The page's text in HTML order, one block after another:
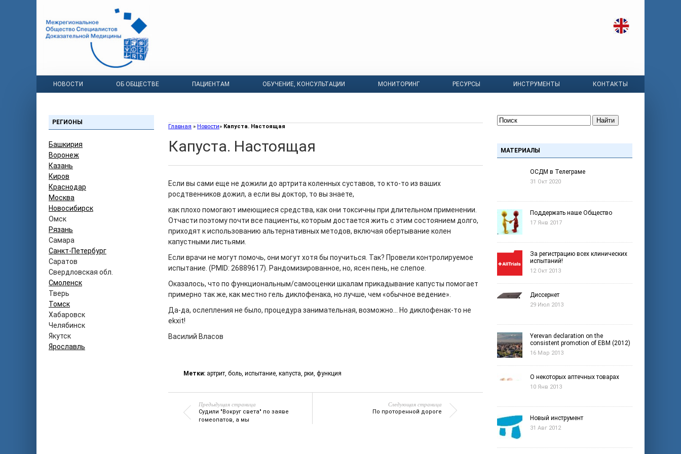
НОВОСТИ ОБ ОБЩЕСТВЕ ПАЦИЕНТАМ ОБУЧЕНИЕ, КОНСУЛЬТАЦИИ МОНИТОРИНГ РЕСУРСЫ ИНСТРУМЕНТЫ КОНТАКТЫ
РЕГИОНЫ
Башкирия
Воронеж
Казань
Киров
Краснодар
Москва
Новосибирск
Омск
Рязань
Самара
Санкт-Петербург
Саратов
Свердловская обл.
Смоленск
Тверь
Томск
Хабаровск
Челябинск
Якутск
Ярославль
Главная » Новости» Капуста. Настоящая
Капуста. Настоящая
Если вы сами еще не дожили до артрита коленных суставов, то кто-то из ваших
росдтвенников дожил, а если вы доктор, то вы знаете,
как плохо помогают имеющиеся средства, как они токсичны при длительном применении.
Отчасти поэтому почти все пациенты, которым достается жить с этим состоянием долго,
приходят к использованию альтернативных методов, включая обертывание колен
капустными листьями.
Если врачи не могут помочь, они могут хотя бы поучиться. Так? Провели контролируемое
испытание. (PMID: 26889617). Рандомизированное, но, ясен пень, не слепое.
Оказалось, что по функциональным/самооценки шкалам прикадывание капусты помогает
примерно так же, как местно гель диклофенака, но лучше, чем «обычное ведение».
Да-да, ослепления не было, процедура занимательная, возможно… Но диклофенак-то не
ekxit!
Василий Власов
Метки: артрит, боль, испытание, капуста, рки, функция
Предыдущая страница
Судили "Вокруг света" по заяве
гомеопатов, а мы
Следующая страница
По проторенной дороге
Найти
МАТЕРИАЛЫ
ОСДМ в Телеграме
31 Окт 2020
Поддержать наше Общество
17 Янв 2017
За регистрацию всех клинических
испытаний!
12 Окт 2013
Диссернет
29 Июл 2013
Yerevan declaration on the
consistent promotion of EBM (2012)
16 Мар 2013
О некоторых аптечных товарах
10 Янв 2013
Новый инструмент
31 Авг 2012